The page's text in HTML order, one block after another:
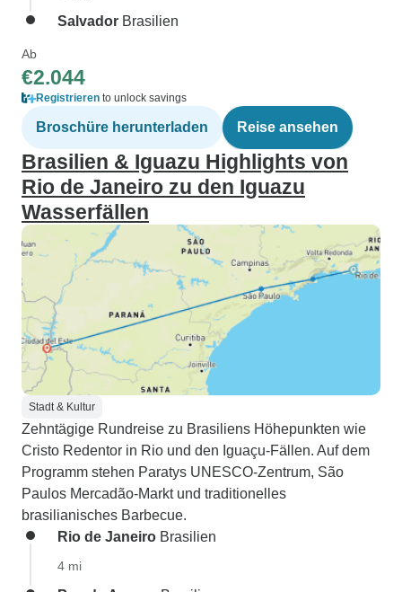
Salvador Brasilien
Ab
€2.044
Registrieren to unlock savings
Broschüre herunterladen Reise ansehen
Brasilien & Iguazu Highlights von
Rio de Janeiro zu den Iguazu
Wasserfällen
Stadt & Kultur
Zehntägige Rundreise zu Brasiliens Höhepunkten wie
Cristo Redentor in Rio und den Iguaçu-Fällen. Auf dem
Programm stehen Paratys UNESCO-Zentrum, São
Paulos Mercadão-Markt und traditionelles
brasilianisches Barbecue.
Rio de Janeiro Brasilien
4 mi